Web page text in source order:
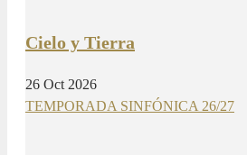
Cielo y Tierra
26 Oct 2026
TEMPORADA SINFÓNICA 26/27